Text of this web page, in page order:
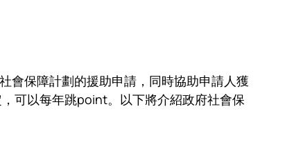
會保障計劃的援助申請，同時協助申請人獲
可以每年跳point。以下將介紹政府社會保